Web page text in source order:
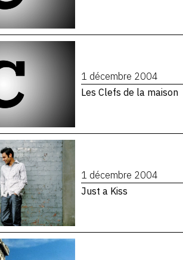
1 décembre 2004
Les Clefs de la maison
1 décembre 2004
Just a Kiss